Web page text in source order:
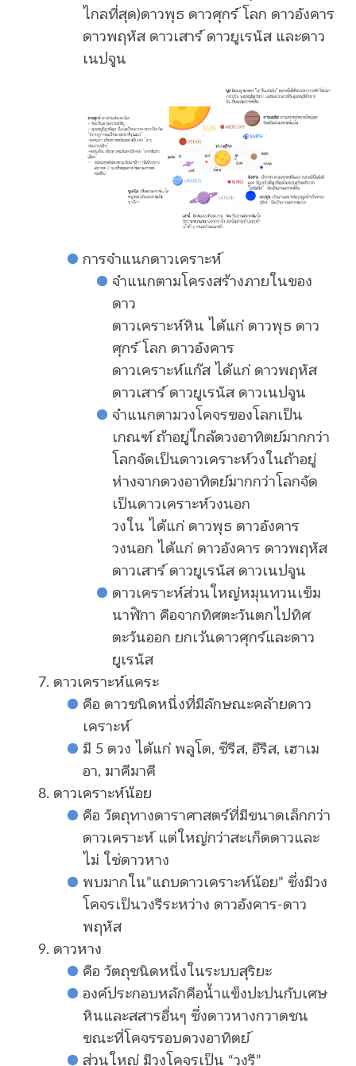
ไกลที่สุด)ดาวพุธ ดาวศุกร์ โลก ดาวอังคาร
ดาวพฤหัส ดาวเสาร์ ดาวยูเรนัส และดาว
เนปจูน
การจำแนกดาวเคราะห์
จำแนกตามโครงสร้างภายในของ
ดาว
ดาวเคราะห์หิน ได้แก่ ดาวพุธ ดาว
ศุกร์ โลก ดาวอังคาร
ดาวเคราะห์แก๊ส ได้แก่ ดาวพฤหัส
ดาวเสาร์ ดาวยูเรนัส ดาวเนปจูน
จำแนกตามวงโคจรของโลกเป็น
เกณฑ์ ถ้าอยู่ใกล้ดวงอาทิตย์มากกว่า
โลกจัดเป็นดาวเคราะห์วงในถ้าอยู่
ห่างจากดวงอาทิตย์มากกว่าโลกจัด
เป็นดาวเคราะห์วงนอก
วงใน ได้แก่ ดาวพุธ ดาวอังคาร
วงนอก ได้แก่ ดาวอังคาร ดาวพฤหัส
ดาวเสาร์ ดาวยูเรนัส ดาวเนปจูน
ดาวเคราะห์ส่วนใหญ่หมุนทวนเข็ม
นาฬิกา คือจากทิศตะวันตกไปทิศ
ตะวันออก ยกเว้นดาวศุกร์และดาว
ยูเรนัส
ดาวเคราะห์แคระ
คือ ดาวชนิดหนึ่งที่มีลักษณะคล้ายดาว
เคราะห์
มี 5 ดวง ได้แก่ พลูโต, ซีรีส, อีรีส, เฮาเม
อา, มาคีมาคี
ดาวเคราะห์น้อย
คือ วัตถุทางดาราศาสตร์ที่มีขนาดเล็กกว่า
ดาวเคราะห์ แต่ใหญ่กว่าสะเก็ดดาวและ
ไม่ ใช่ดาวหาง
พบมากใน”แถบดาวเคราะห์น้อย” ซึ่งมีวง
โคจรเป็นวงรีระหว่าง ดาวอังคาร-ดาว
พฤหัส
ดาวหาง
คือ วัตถุชนิดหนึ่งในระบบสุริยะ
องค์ประกอบหลักคือน้ำแข็งปะปนกับเศษ
หินและสสารอื่นๆ ซึ่งดาวหางกวาดชน
ขณะที่โคจรรอบดวงอาทิตย์
ส่วนใหญ่ มีวงโคจรเป็น “วงรี”